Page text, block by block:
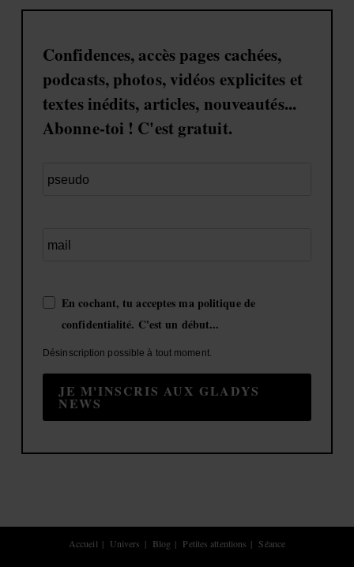
Confidences, accès pages cachées,
podcasts, photos, vidéos explicites et
textes inédits, articles, nouveautés...
Abonne-toi ! C'est gratuit.
En cochant, tu acceptes ma politique de
confidentialité. C'est un début...
Désinscription possible à tout moment.
JE M'INSCRIS AUX GLADYS
NEWS
Accueil Univers Blog Petites attentions Séance